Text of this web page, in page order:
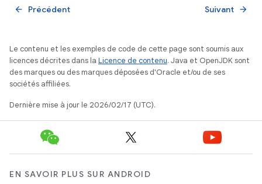
Précédent
arrow_back Suivant arrow_forward
Le contenu et les exemples de code de cette page sont soumis aux
licences décrites dans la Licence de contenu. Java et OpenJDK sont
des marques ou des marques déposées d'Oracle et/ou de ses
sociétés affiliées.
Dernière mise à jour le 2026/02/17 (UTC).
EN SAVOIR PLUS SUR ANDROID